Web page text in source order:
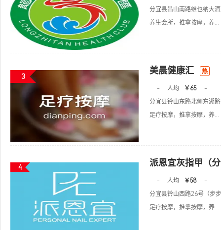
分宜县昌山南路维也纳大
养生会所，推拿按摩，养...
3
美晨健康汇 热
- 人均 ￥65
-
分宜县钤山东路北侧东湖
足疗按摩，推拿按摩，养...
4 派恩宜灰指甲（
- 人均 ￥58
-
分宜县钤山西路26号（步
足疗按摩，推拿按摩，养...